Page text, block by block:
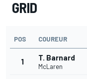
GRID
POS COUREUR
1 T. Barnard
McLaren